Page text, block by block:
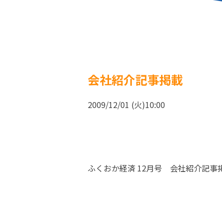
会社紹介記事掲載
2009/12/01 (火)10:00
ふくおか経済 12月号 会社紹介記事